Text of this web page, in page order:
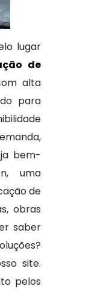
lugar
de
alta
para
bem-
uma
de
obras
saber
site.
pelos